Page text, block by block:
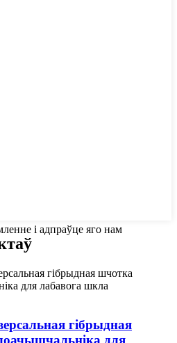
і адпраўце яго нам
гібрыдная